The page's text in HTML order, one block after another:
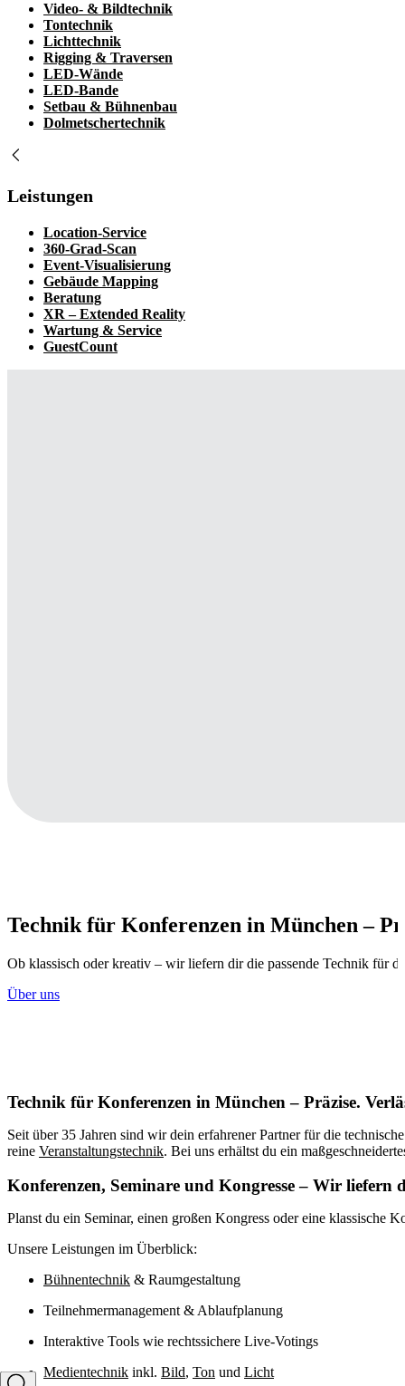
Video- & Bildtechnik
Tontechnik
Lichttechnik
Rigging & Traversen
LED-Wände
LED-Bande
Setbau & Bühnenbau
Dolmetschertechnik
Leistungen
Location-Service
360-Grad-Scan
Event-Visualisierung
Gebäude Mapping
Beratung
XR – Extended Reality
Wartung & Service
GuestCount
Technik für Konferenzen in München –
Ob klassisch oder kreativ – wir liefern dir die passende Technik für
Über uns
Technik für Konferenzen in München – Präzise.
Seit über 35 Jahren sind wir dein erfahrener Partner für die
reine Veranstaltungstechnik. Bei uns erhältst du ein
Konferenzen, Seminare und Kongresse – Wir liefern
Planst du ein Seminar, einen großen Kongress oder eine klassische
Unsere Leistungen im Überblick:
Bühnentechnik & Raumgestaltung
Teilnehmermanagement & Ablaufplanung
Interaktive Tools wie rechtssichere Live-Votings
Medientechnik inkl. Bild, Ton und Licht